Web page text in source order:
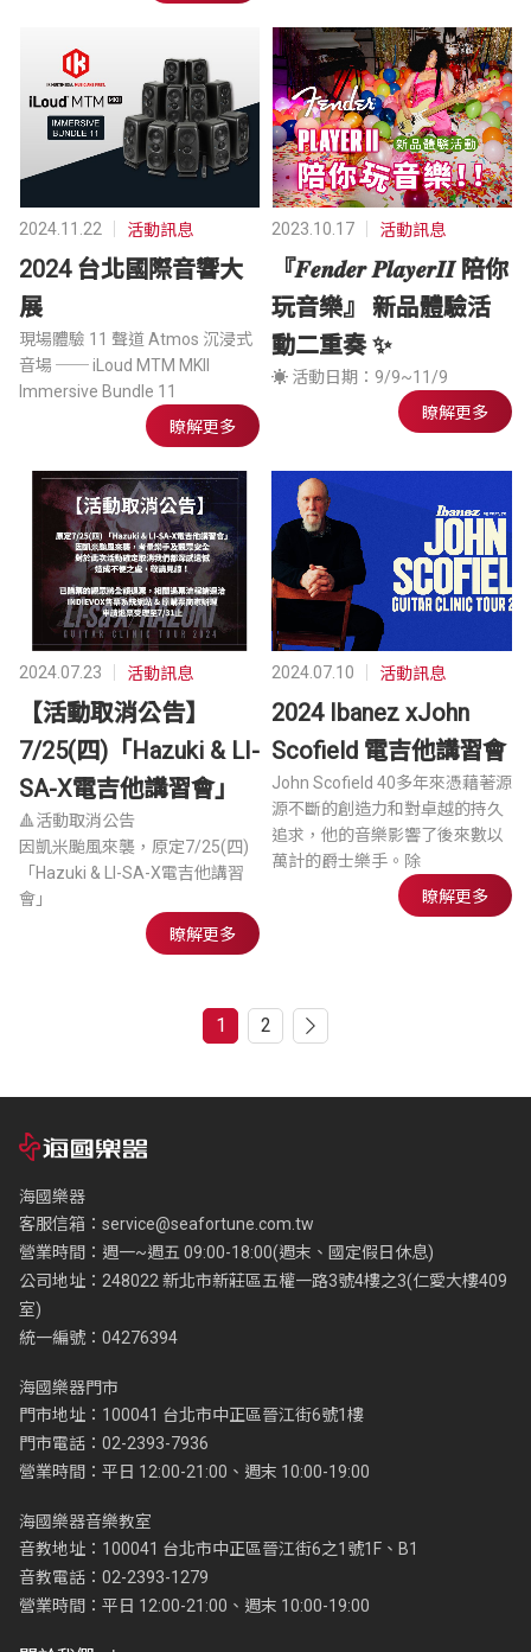
2024.11.22 活動訊息
2024 台北國際音響大
展
現場體驗 11 聲道 Atmos 沉浸式
音場 ── iLoud MTM MKII
Immersive Bundle 11
瞭解更多
2023.10.17 活動訊息
『𝑭𝒆𝒏𝒅𝒆𝒓 𝑷𝒍𝒂𝒚𝒆𝒓𝑰𝑰 陪你
玩音樂』 新品體驗活
動二重奏 ✨
☀ 活動日期：9/9~11/9
瞭解更多
2024.07.23 活動訊息
【活動取消公告】
7/25(四)「Hazuki & LI-
SA-X電吉他講習會」
🔺活動取消公告
因凱米颱風來襲，原定7/25(四)
「Hazuki & LI-SA-X電吉他講習
會」
瞭解更多
2024.07.10 活動訊息
2024 Ibanez xJohn
Scofield 電吉他講習會
John Scofield 40多年來憑藉著源
源不斷的創造力和對卓越的持久
追求，他的音樂影響了後來數以
萬計的爵士樂手。除
瞭解更多
1 2
海國樂器
客服信箱： service@seafortune.com.tw
營業時間：週一~週五 09:00-18:00(週末、國定假日休息)
公司地址：248022 新北市新莊區五權一路3號4樓之3(仁愛大樓409
室)
統一編號：04276394
海國樂器門市
門市地址：100041 台北市中正區晉江街6號1樓
門市電話：02-2393-7936
營業時間：平日 12:00-21:00、週末 10:00-19:00
海國樂器音樂教室
音教地址：100041 台北市中正區晉江街6之1號1F、B1
音教電話：02-2393-1279
營業時間：平日 12:00-21:00、週末 10:00-19:00